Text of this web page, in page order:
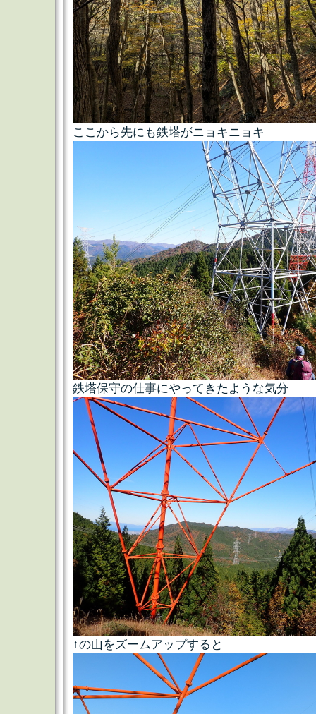
ここから先にも鉄塔がニョキニョキ
鉄塔保守の仕事にやってきたような気分
↑の山をズームアップすると